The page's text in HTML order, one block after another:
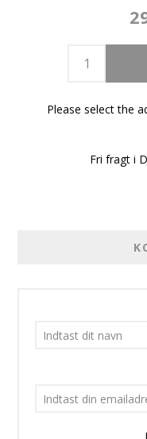
Please select the
Fri fragt i